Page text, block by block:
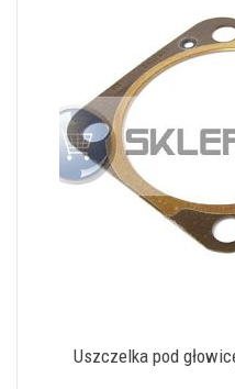
Uszczelka pod